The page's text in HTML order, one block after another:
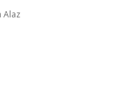
Alaz